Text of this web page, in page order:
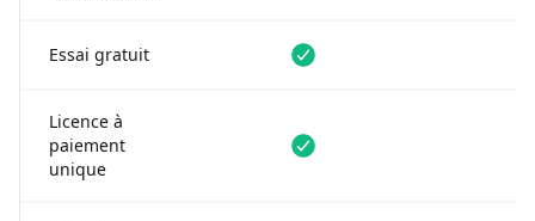
Essai gratuit Disponible
Licence à
paiement
unique
Disponible